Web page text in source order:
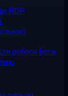
RDP
роботи ботів